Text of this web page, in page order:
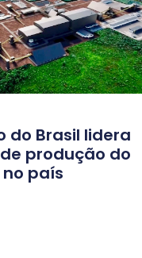
do Brasil lidera
produção do
país